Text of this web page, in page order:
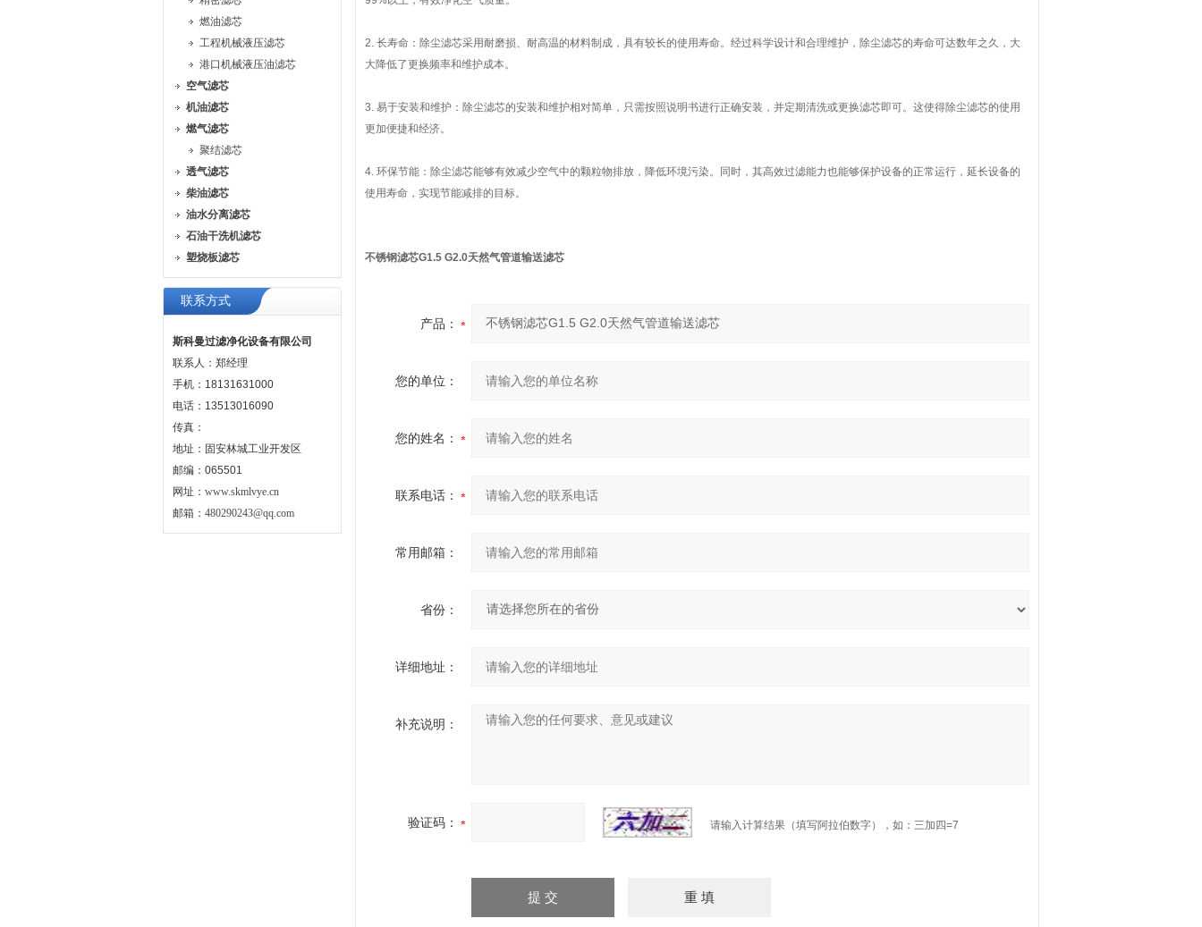
燃油滤芯
工程机械液压滤芯
港口机械液压油滤芯
空气滤芯
机油滤芯
燃气滤芯
聚结滤芯
透气滤芯
柴油滤芯
油水分离滤芯
石油干洗机滤芯
塑烧板滤芯
联系方式
斯科曼过滤净化设备有限公司
联系人：郑经理
手机：18131631000
电话：13513016090
传真：
地址：固安林城工业开发区
邮编：065501
网址： www.skmlvye.cn
邮箱： 480290243@qq.com
2. 长寿命：除尘滤芯采用耐磨损、耐高温的材料制成，具有较长的使用寿命。经过科学设计和合理维护，除尘滤芯的寿命可达数年之久，大
大降低了更换频率和维护成本。
3. 易于安装和维护：除尘滤芯的安装和维护相对简单，只需按照说明书进行正确安装，并定期清洗或更换滤芯即可。这使得除尘滤芯的使用
更加便捷和经济。
4. 环保节能：除尘滤芯能够有效减少空气中的颗粒物排放，降低环境污染。同时，其高效过滤能力也能够保护设备的正常运行，延长设备的
使用寿命，实现节能减排的目标。
不锈钢滤芯G1.5 G2.0天然气管道输送滤芯
产品：
您的单位：
您的姓名：
联系电话：
常用邮箱：
省份：
详细地址：
补充说明：
验证码： 请输入计算结果（填写阿拉伯数字），如：三加四=7